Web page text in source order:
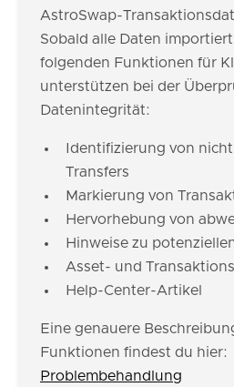
AstroSwap-
Sobald alle Daten
folgenden Funktionen für
unterstützen bei der
Datenintegrität:
Identifizierung von
Transfers
Markierung von
Hervorhebung von
Hinweise zu
Asset- und
Help-Center-Artikel
Eine genauere
Funktionen findest du hier:
Problembehandlung